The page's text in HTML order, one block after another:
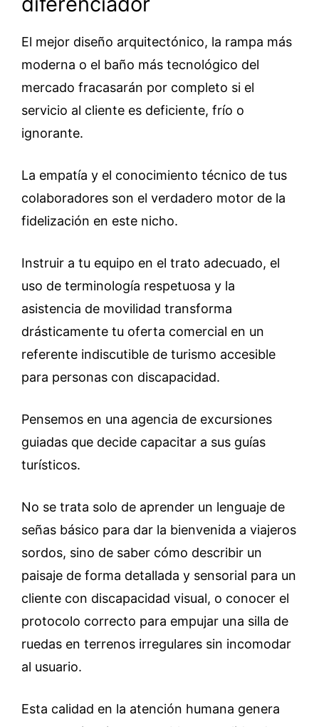
El mejor diseño arquitectónico, la rampa más
moderna o el baño más tecnológico del
mercado fracasarán por completo si el
servicio al cliente es deficiente, frío o
ignorante.
La empatía y el conocimiento técnico de tus
colaboradores son el verdadero motor de la
fidelización en este nicho.
Instruir a tu equipo en el trato adecuado, el
uso de terminología respetuosa y la
asistencia de movilidad transforma
drásticamente tu oferta comercial en un
referente indiscutible de turismo accesible
para personas con discapacidad.
Pensemos en una agencia de excursiones
guiadas que decide capacitar a sus guías
turísticos.
No se trata solo de aprender un lenguaje de
señas básico para dar la bienvenida a viajeros
sordos, sino de saber cómo describir un
paisaje de forma detallada y sensorial para un
cliente con discapacidad visual, o conocer el
protocolo correcto para empujar una silla de
ruedas en terrenos irregulares sin incomodar
al usuario.
Esta calidad en la atención humana genera